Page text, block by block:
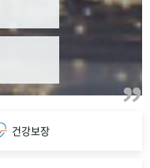
건강보장